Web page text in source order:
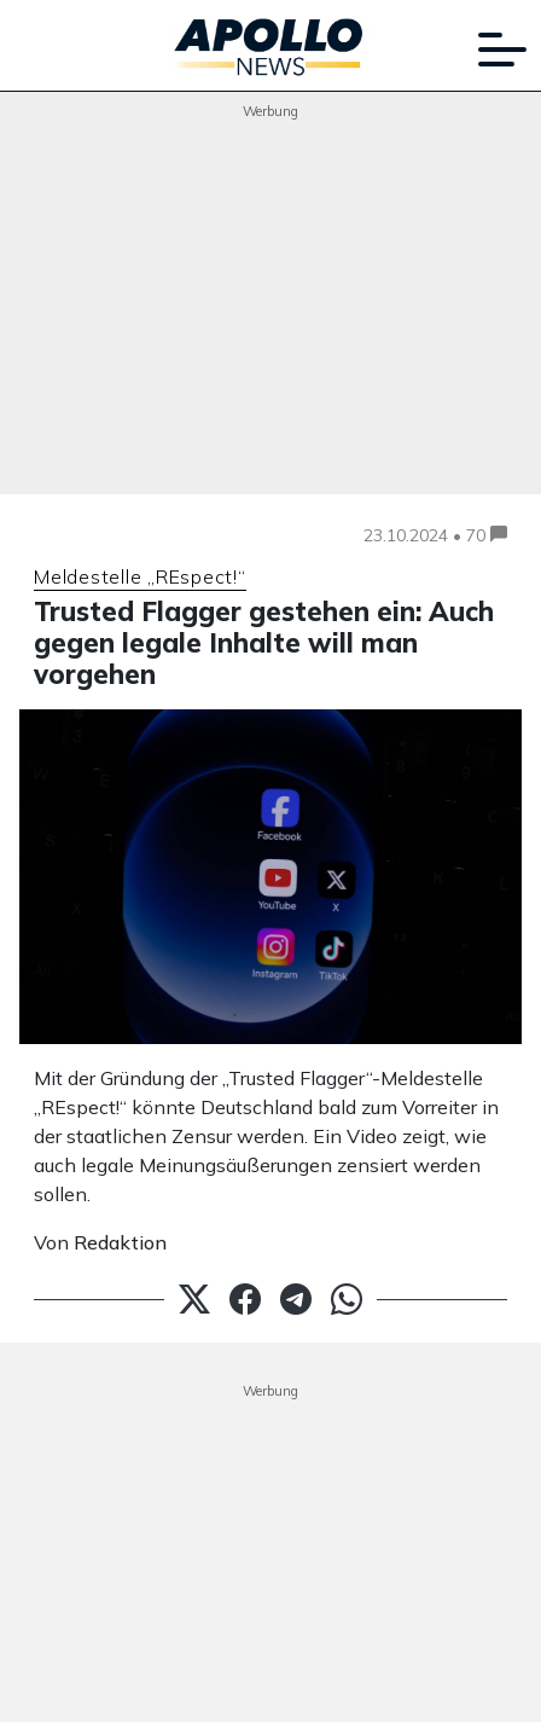
Werbung
23.10.2024 • 70
Meldestelle „REspect!“
Trusted Flagger gestehen ein: Auch
gegen legale Inhalte will man
vorgehen
Mit der Gründung der „Trusted Flagger“-Meldestelle
„REspect!“ könnte Deutschland bald zum Vorreiter in
der staatlichen Zensur werden. Ein Video zeigt, wie
auch legale Meinungsäußerungen zensiert werden
sollen.
Von Redaktion
Werbung